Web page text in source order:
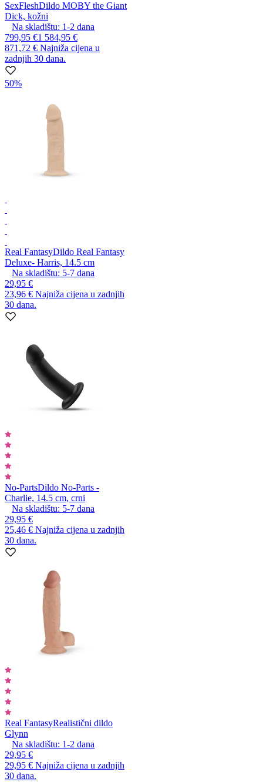
SexFleshDildo MOBY the Giant
Dick, kožni
Na skladištu: 1-2 dana
799,95 €1 584,95 €
871,72 € Najniža cijena u
zadnjih 30 dana.
50%
Real FantasyDildo Real Fantasy
Deluxe- Harris, 14.5 cm
Na skladištu: 5-7 dana
29,95 €
23,96 € Najniža cijena u zadnjih
30 dana.
No-PartsDildo No-Parts -
Charlie, 14.5 cm, crni
Na skladištu: 5-7 dana
29,95 €
25,46 € Najniža cijena u zadnjih
30 dana.
Real FantasyRealistični dildo
Glynn
Na skladištu: 1-2 dana
29,95 €
29,95 € Najniža cijena u zadnjih
30 dana.